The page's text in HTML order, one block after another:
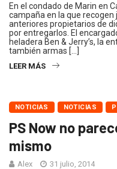
En el condado de Marin en
campaña en la que recogen
anteriores propietarios de
por entregarlos. El
heladera Ben & Jerry’s, la
también armas […]
LEER MÁS
NOTICIAS NOTICIAS
PS Now no
mismo
Alex 31 julio, 2014